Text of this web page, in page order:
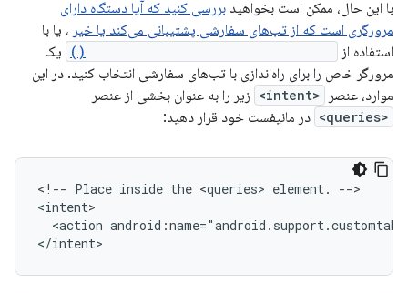
با این حال، ممکن است بخواهید بررسی کنید که آیا دستگاه دارای
مرورگری است که از تب‌های سفارشی پشتیبانی می‌کند یا خیر ، یا با
استفاده از
یک
مرورگر خاص را برای راه‌اندازی با تب‌های سفارشی انتخاب کنید. در این
موارد، عنصر
<intent> زیر را به عنوان بخشی از عنصر
<queries> در مانیفست خود قرار دهید:
<!-- Place inside the <queries> element.
-->
<action
</intent>